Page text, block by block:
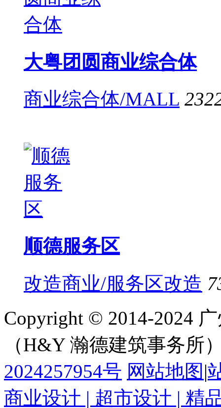
大粤团圆商业综合体
商业综合体/MALL
顺德服务区
改造商业/服务区改造
Copyright © 2014-2024
（H&Y 瀚德建筑事务所
2024257954号 网站地图 |
商业设计 | 超市设计 | 精